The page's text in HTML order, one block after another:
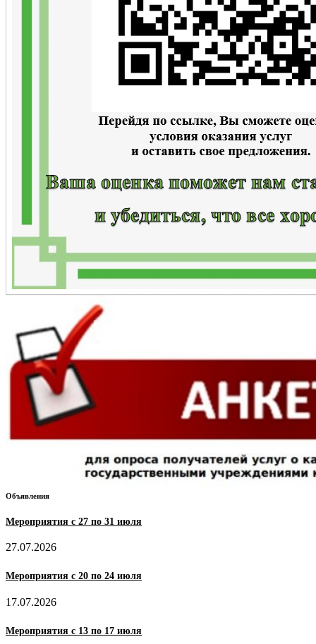
Объявления
Мероприятия с 27 по 31 июля
27.07.2026
Мероприятия с 20 по 24 июля
17.07.2026
Мероприятия с 13 по 17 июля